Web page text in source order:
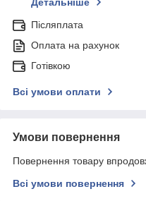
Детальніше
Післяплата
Оплата на рахунок
Готівкою
Всі умови оплати
Умови повернення
Повернення товару
Всі умови повернення